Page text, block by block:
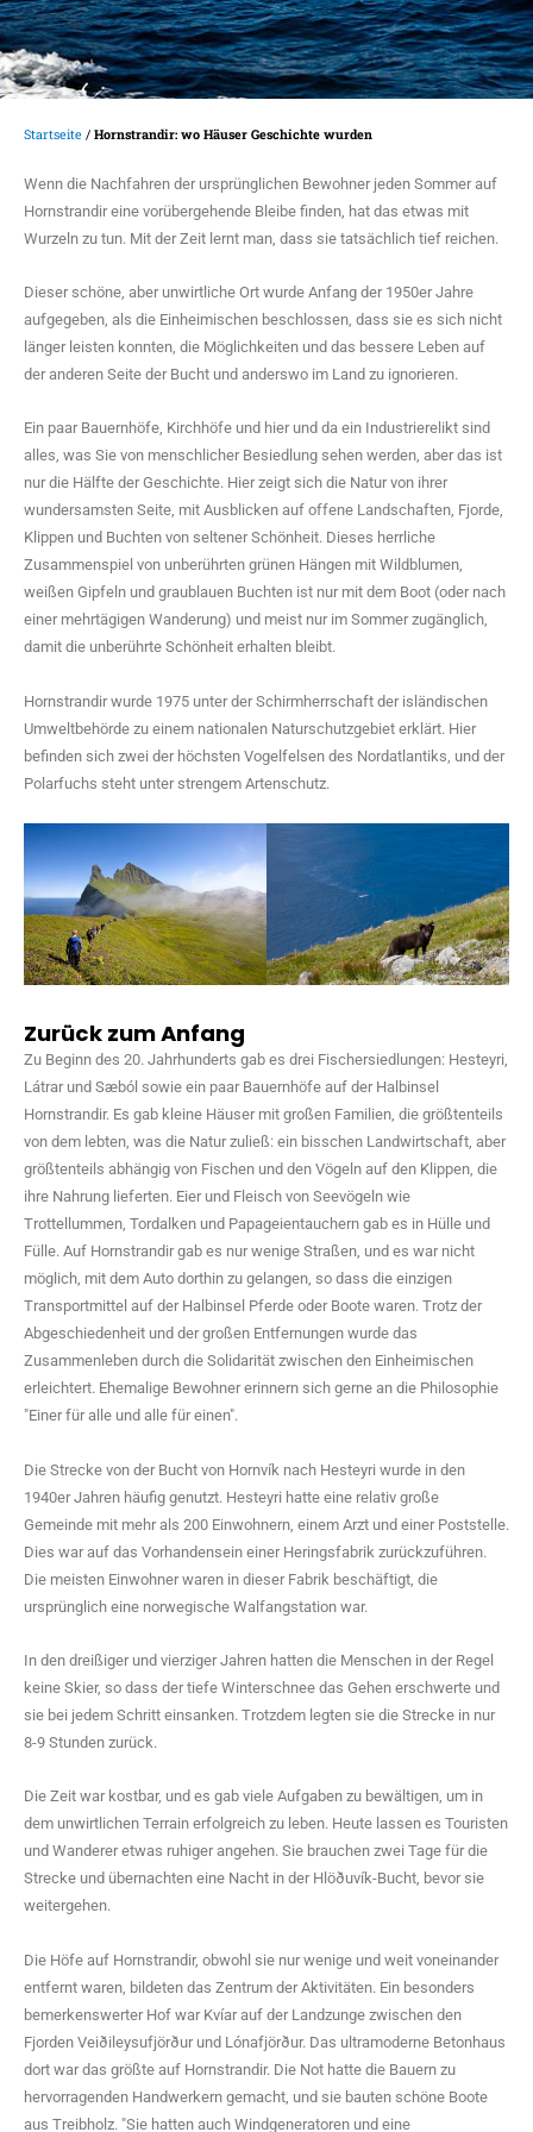
Startseite / Hornstrandir: wo Häuser Geschichte wurden
Wenn die Nachfahren der ursprünglichen Bewohner jeden Sommer auf
Hornstrandir eine vorübergehende Bleibe finden, hat das etwas mit
Wurzeln zu tun. Mit der Zeit lernt man, dass sie tatsächlich tief reichen.
Dieser schöne, aber unwirtliche Ort wurde Anfang der 1950er Jahre
aufgegeben, als die Einheimischen beschlossen, dass sie es sich nicht
länger leisten konnten, die Möglichkeiten und das bessere Leben auf
der anderen Seite der Bucht und anderswo im Land zu ignorieren.
Ein paar Bauernhöfe, Kirchhöfe und hier und da ein Industrierelikt sind
alles, was Sie von menschlicher Besiedlung sehen werden, aber das ist
nur die Hälfte der Geschichte. Hier zeigt sich die Natur von ihrer
wundersamsten Seite, mit Ausblicken auf offene Landschaften, Fjorde,
Klippen und Buchten von seltener Schönheit. Dieses herrliche
Zusammenspiel von unberührten grünen Hängen mit Wildblumen,
weißen Gipfeln und graublauen Buchten ist nur mit dem Boot (oder nach
einer mehrtägigen Wanderung) und meist nur im Sommer zugänglich,
damit die unberührte Schönheit erhalten bleibt.
Hornstrandir wurde 1975 unter der Schirmherrschaft der isländischen
Umweltbehörde zu einem nationalen Naturschutzgebiet erklärt. Hier
befinden sich zwei der höchsten Vogelfelsen des Nordatlantiks, und der
Polarfuchs steht unter strengem Artenschutz.
Zurück zum Anfang
Zu Beginn des 20. Jahrhunderts gab es drei Fischersiedlungen: Hesteyri,
Látrar und Sæból sowie ein paar Bauernhöfe auf der Halbinsel
Hornstrandir. Es gab kleine Häuser mit großen Familien, die größtenteils
von dem lebten, was die Natur zuließ: ein bisschen Landwirtschaft, aber
größtenteils abhängig von Fischen und den Vögeln auf den Klippen, die
ihre Nahrung lieferten. Eier und Fleisch von Seevögeln wie
Trottellummen, Tordalken und Papageientauchern gab es in Hülle und
Fülle. Auf Hornstrandir gab es nur wenige Straßen, und es war nicht
möglich, mit dem Auto dorthin zu gelangen, so dass die einzigen
Transportmittel auf der Halbinsel Pferde oder Boote waren. Trotz der
Abgeschiedenheit und der großen Entfernungen wurde das
Zusammenleben durch die Solidarität zwischen den Einheimischen
erleichtert. Ehemalige Bewohner erinnern sich gerne an die Philosophie
"Einer für alle und alle für einen".
Die Strecke von der Bucht von Hornvík nach Hesteyri wurde in den
1940er Jahren häufig genutzt. Hesteyri hatte eine relativ große
Gemeinde mit mehr als 200 Einwohnern, einem Arzt und einer Poststelle.
Dies war auf das Vorhandensein einer Heringsfabrik zurückzuführen.
Die meisten Einwohner waren in dieser Fabrik beschäftigt, die
ursprünglich eine norwegische Walfangstation war.
In den dreißiger und vierziger Jahren hatten die Menschen in der Regel
keine Skier, so dass der tiefe Winterschnee das Gehen erschwerte und
sie bei jedem Schritt einsanken. Trotzdem legten sie die Strecke in nur
8-9 Stunden zurück.
Die Zeit war kostbar, und es gab viele Aufgaben zu bewältigen, um in
dem unwirtlichen Terrain erfolgreich zu leben. Heute lassen es Touristen
und Wanderer etwas ruhiger angehen. Sie brauchen zwei Tage für die
Strecke und übernachten eine Nacht in der Hlöðuvík-Bucht, bevor sie
weitergehen.
Die Höfe auf Hornstrandir, obwohl sie nur wenige und weit voneinander
entfernt waren, bildeten das Zentrum der Aktivitäten. Ein besonders
bemerkenswerter Hof war Kvíar auf der Landzunge zwischen den
Fjorden Veiðileysufjörður und Lónafjörður. Das ultramoderne Betonhaus
dort war das größte auf Hornstrandir. Die Not hatte die Bauern zu
hervorragenden Handwerkern gemacht, und sie bauten schöne Boote
aus Treibholz. "Sie hatten auch Windgeneratoren und eine